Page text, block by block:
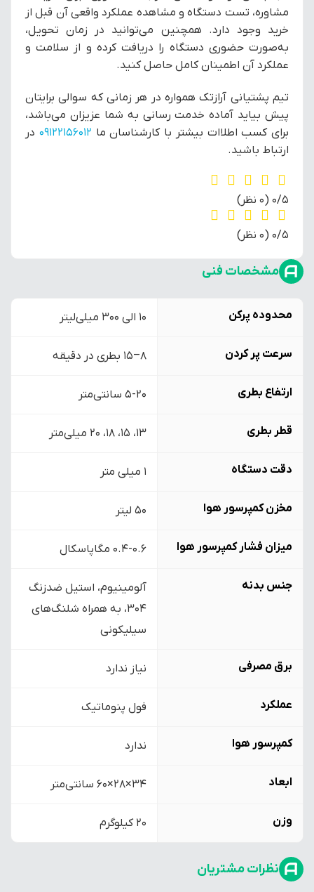
مشاوره، تست دستگاه و مشاهده عملکرد واقعی آن قبل از
خرید وجود دارد. همچنین می‌توانید در زمان تحویل،
به‌صورت حضوری دستگاه را دریافت کرده و از سلامت و
عملکرد آن اطمینان کامل حاصل کنید.
تیم پشتیانی آرازتک همواره در هر زمانی که سوالی برایتان
پیش بیاید آماده خدمت رسانی به شما عزیزان می‌باشد،
برای کسب اطلاات بیشتر با کارشناسان ما 09122156012 در
ارتباط باشید.
‫0/5 ‫(0 نظر)
‫0/5 ‫(0 نظر)
مشخصات فنی
محدوده پرکن 10 الی 300 میلی‌لیتر
سرعت پر کردن ۸–۱۵ بطری در دقیقه
ارتفاع بطری 5-20 سانتی‌متر
قطر بطری ۱۳، ۱۵، ۱۸، ۲۰ میلی‌متر
دقت دستگاه 1 میلی متر
مخزن کمپرسور هوا 50 لیتر
میزان فشار کمپرسور هوا 0.4-0.6 مگاپاسکال
جنس بدنه
آلومینیوم، استیل ضدزنگ
304، به همراه شلنگ‌های
سیلیکونی
برق مصرفی نیاز ندارد
عملکرد فول پنوماتیک
کمپرسور هوا ندارد
ابعاد ۳۴×۲۸×۶۰ سانتی‌متر
وزن 20 کیلوگرم
نظرات مشتریان